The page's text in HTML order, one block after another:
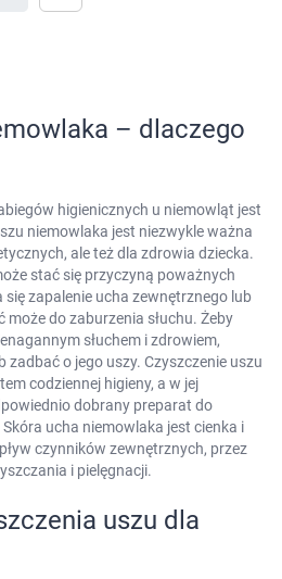
– dlaczego
higienicznych u niemowląt jest
niemowlaka jest niezwykle ważna
ale też dla zdrowia dziecka.
stać się przyczyną poważnych
się zapalenie ucha zewnętrznego lub
do zaburzenia słuchu. Żeby
słuchem i zdrowiem,
zadbać o jego uszy. Czyszczenie uszu
codziennej higieny, a w jej
dobrany preparat do
ucha niemowlaka jest cienka i
czynników zewnętrznych, przez
i pielęgnacji.
uszu dla